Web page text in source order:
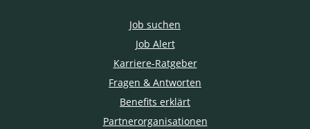
Job suchen
Job Alert
Karriere-Ratgeber
Fragen & Antworten
Benefits erklärt
Partnerorganisationen